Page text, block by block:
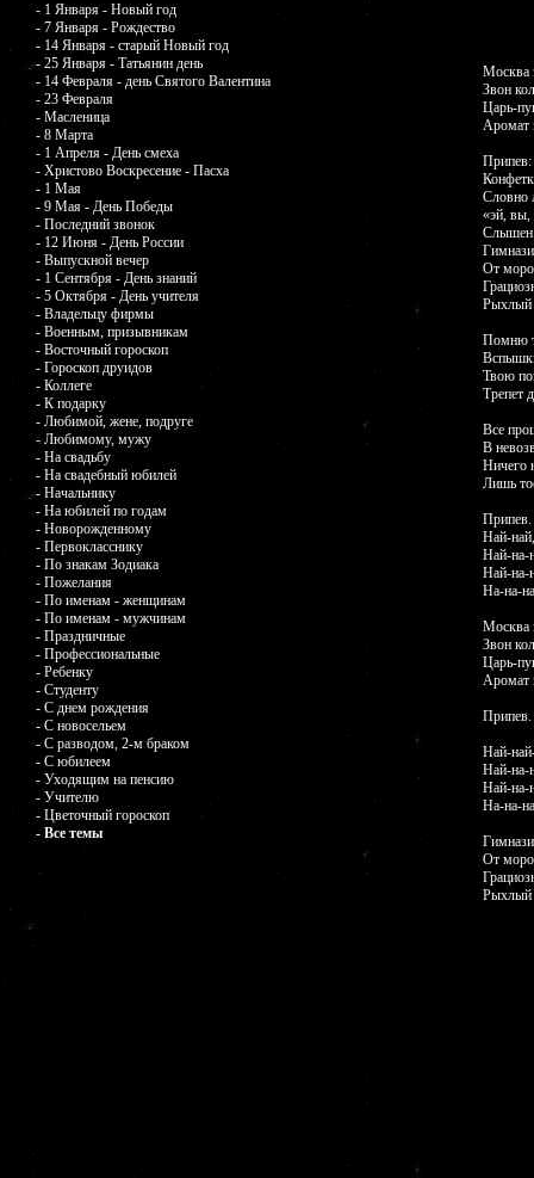
- 1 Января - Новый год
- 7 Января - Рождество
- 14 Января - старый Новый год
- 25 Января - Татьянин день
- 14 Февраля - день Святого Валентина
- 23 Февраля
- Масленица
- 8 Марта
- 1 Апреля - День смеха
- Христово Воскресение - Пасха
- 1 Мая
- 9 Мая - День Победы
- Последний звонок
- 12 Июня - День России
- Выпускной вечер
- 1 Сентября - День знаний
- 5 Октября - День учителя
- Владельцу фирмы
- Военным, призывникам
- Восточный гороскоп
- Гороскоп друидов
- Коллеге
- К подарку
- Любимой, жене, подруге
- Любимому, мужу
- На свадьбу
- На свадебный юбилей
- Начальнику
- На юбилей по годам
- Новорожденному
- Первокласснику
- По знакам Зодиака
- Пожелания
- По именам - женщинам
- По именам - мужчинам
- Праздничные
- Профессиональные
- Ребенку
- Студенту
- С днем рождения
- С новосельем
- С разводом, 2-м браком
- С юбилеем
- Уходящим на пенсию
- Учителю
- Цветочный гороскоп
- Все темы
Москва
Звон
Царь-
Аромат
Припев:
Словно
«эй, вы,
Слышен
От
Рыхлый
Помню
Твою
Трепет
Все
В
Ничего
Лишь
Припев.
Най-
Най-на-
Най-на-
На-на-
Москва
Звон
Царь-
Аромат
Припев.
Най-
Най-на-
Най-на-
На-на-
От
Рыхлый